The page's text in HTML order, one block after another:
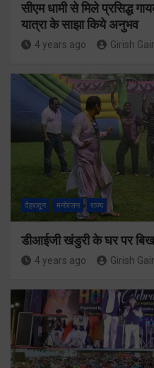
सीएम धामी से मिले प्रसिद्ध
यात्रा के साझा किये अनुभव
4 years ago Girish
देहरादून मनोरंजन राज्य
डीआईजी खंडुरी के घर पर
4 years ago Girish